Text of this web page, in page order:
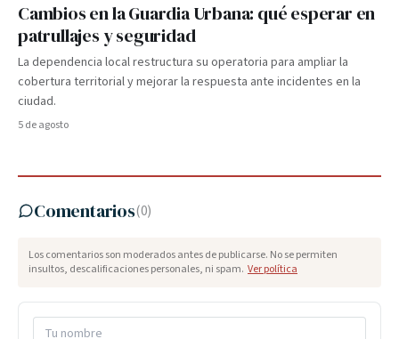
Cambios en la Guardia Urbana: qué esperar en
patrullajes y seguridad
La dependencia local restructura su operatoria para ampliar la
cobertura territorial y mejorar la respuesta ante incidentes en la
ciudad.
5 de agosto
Comentarios(0)
Los comentarios son moderados antes de publicarse. No se permiten
insultos, descalificaciones personales, ni spam. Ver política